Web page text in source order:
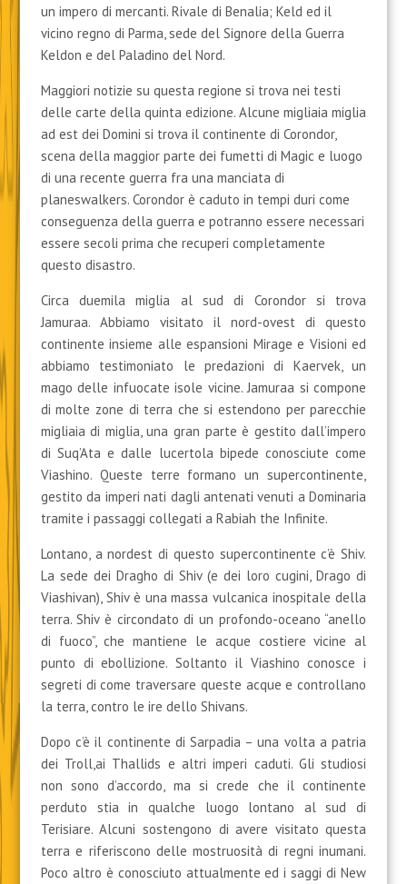
un impero di mercanti. Rivale di Benalia; Keld ed il
vicino regno di Parma, sede del Signore della Guerra
Keldon e del Paladino del Nord.
Maggiori notizie su questa regione si trova nei testi
delle carte della quinta edizione. Alcune migliaia miglia
ad est dei Domini si trova il continente di Corondor,
scena della maggior parte dei fumetti di Magic e luogo
di una recente guerra fra una manciata di
planeswalkers. Corondor è caduto in tempi duri come
conseguenza della guerra e potranno essere necessari
essere secoli prima che recuperi completamente
questo disastro.
Circa duemila miglia al sud di Corondor si trova
Jamuraa. Abbiamo visitato il nord-ovest di questo
continente insieme alle espansioni Mirage e Visioni ed
abbiamo testimoniato le predazioni di Kaervek, un
mago delle infuocate isole vicine. Jamuraa si compone
di molte zone di terra che si estendono per parecchie
migliaia di miglia, una gran parte è gestito dall’impero
di Suq’Ata e dalle lucertola bipede conosciute come
Viashino. Queste terre formano un supercontinente,
gestito da imperi nati dagli antenati venuti a Dominaria
tramite i passaggi collegati a Rabiah the Infinite.
Lontano, a nordest di questo supercontinente c’è Shiv.
La sede dei Dragho di Shiv (e dei loro cugini, Drago di
Viashivan), Shiv è una massa vulcanica inospitale della
terra. Shiv è circondato di un profondo-oceano “anello
di fuoco”, che mantiene le acque costiere vicine al
punto di ebollizione. Soltanto il Viashino conosce i
segreti di come traversare queste acque e controllano
la terra, contro le ire dello Shivans.
Dopo c’è il continente di Sarpadia – una volta a patria
dei Troll,ai Thallids e altri imperi caduti. Gli studiosi
non sono d’accordo, ma si crede che il continente
perduto stia in qualche luogo lontano al sud di
Terisiare. Alcuni sostengono di avere visitato questa
terra e riferiscono delle mostruosità di regni inumani.
Poco altro è conosciuto attualmente ed i saggi di New